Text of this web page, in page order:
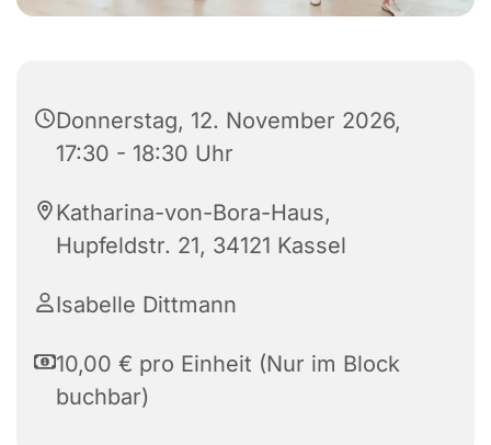
Donnerstag, 12. November 2026,
17:30 - 18:30 Uhr
Katharina-von-Bora-Haus,
Hupfeldstr. 21, 34121 Kassel
Isabelle Dittmann
10,00 € pro Einheit (Nur im Block
buchbar)